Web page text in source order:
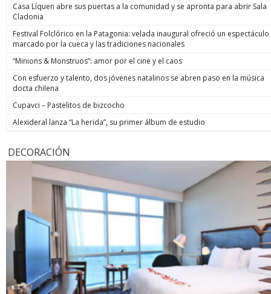
Casa Líquen abre sus puertas a la comunidad y se apronta para abrir Sala
Cladonia
Festival Folclórico en la Patagonia: velada inaugural ofreció un espectáculo
marcado por la cueca y las tradiciones nacionales
“Minions & Monstruos”: amor por el cine y el caos
Con esfuerzo y talento, dos jóvenes natalinos se abren paso en la música
docta chilena
Cupavci – Pastelitos de bizcocho
Alexideral lanza “La herida”, su primer álbum de estudio
DECORACIÓN